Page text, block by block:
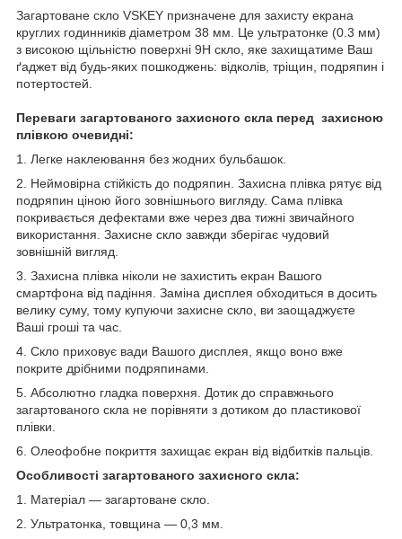
Загартоване скло VSKEY призначене для захисту екрана
круглих годинників діаметром 38 мм. Це ультратонке (0.3 мм)
з високою щільністю поверхні 9Н скло, яке захищатиме Ваш
ґаджет від будь-яких пошкоджень: відколів, тріщин, подряпин і
потертостей.
Переваги загартованого захисного скла перед захисною
плівкою очевидні:
1. Легке наклеювання без жодних бульбашок.
2. Неймовірна стійкість до подряпин. Захисна плівка рятує від
подряпин ціною його зовнішнього вигляду. Сама плівка
покривається дефектами вже через два тижні звичайного
використання. Захисне скло завжди зберігає чудовий
зовнішній вигляд.
3. Захисна плівка ніколи не захистить екран Вашого
смартфона від падіння. Заміна дисплея обходиться в досить
велику суму, тому купуючи захисне скло, ви заощаджуєте
Ваші гроші та час.
4. Скло приховує вади Вашого дисплея, якщо воно вже
покрите дрібними подряпинами.
5. Абсолютно гладка поверхня. Дотик до справжнього
загартованого скла не порівняти з дотиком до пластикової
плівки.
6. Олеофобне покриття захищає екран від відбитків пальців.
Особливості загартованого захисного скла:
1. Матеріал — загартоване скло.
2. Ультратонка, товщина — 0,3 мм.